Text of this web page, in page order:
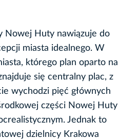
Nowej Huty nawiązuje do
miasta idealnego. W
którego plan oparto na
się centralny plac, z
wychodzi pięć głównych
części Nowej Huty
Jednak to
dzielnicy Krakowa